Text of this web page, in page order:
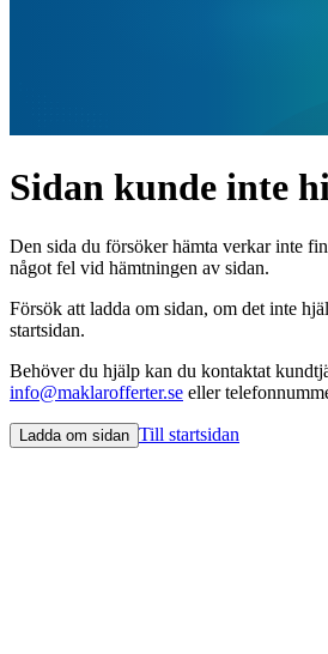
Sidan kunde inte
Den sida du försöker hämta verkar inte
något fel vid hämtningen av sidan.
Försök att ladda om sidan, om det inte
startsidan.
Behöver du hjälp kan du kontaktat
info@maklarofferter.se eller
Ladda om sidan Till startsidan